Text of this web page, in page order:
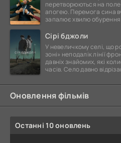
перетворюються на
апогею. Перемога сина
запалює хвилю обурення
Сірі бджоли
У невеличкому селі, що
зоні» неподалік лінії
давніх знайомих, які
часів. Село давно
Оновлення фільмів
Останні 10 оновлень